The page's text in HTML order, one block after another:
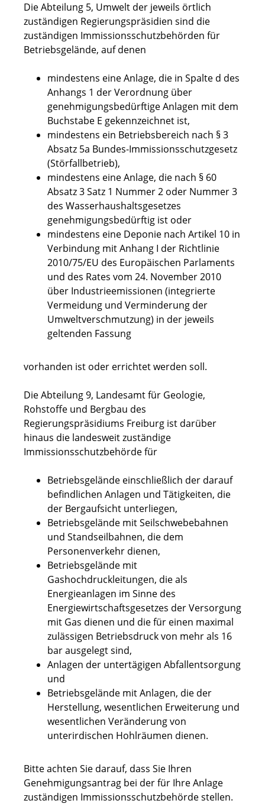
Die Abteilung 5, Umwelt der jeweils örtlich
zuständigen Regierungspräsidien sind die
zuständigen Immissionsschutzbehörden für
Betriebsgelände, auf denen
mindestens eine Anlage, die in Spalte d des
Anhangs 1 der Verordnung über
genehmigungsbedürftige Anlagen mit dem
Buchstabe E gekennzeichnet ist,
mindestens ein Betriebsbereich nach § 3
Absatz 5a Bundes-Immissionsschutzgesetz
(Störfallbetrieb),
mindestens eine Anlage, die nach § 60
Absatz 3 Satz 1 Nummer 2 oder Nummer 3
des Wasserhaushaltsgesetzes
genehmigungsbedürftig ist oder
mindestens eine Deponie nach Artikel 10 in
Verbindung mit Anhang I der Richtlinie
2010/75/EU des Europäischen Parlaments
und des Rates vom 24. November 2010
über Industrieemissionen (integrierte
Vermeidung und Verminderung der
Umweltverschmutzung) in der jeweils
geltenden Fassung
vorhanden ist oder errichtet werden soll.
Die Abteilung 9, Landesamt für Geologie,
Rohstoffe und Bergbau des
Regierungspräsidiums Freiburg ist darüber
hinaus die landesweit zuständige
Immissionsschutzbehörde für
Betriebsgelände einschließlich der darauf
befindlichen Anlagen und Tätigkeiten, die
der Bergaufsicht unterliegen,
Betriebsgelände mit Seilschwebebahnen
und Standseilbahnen, die dem
Personenverkehr dienen,
Betriebsgelände mit
Gashochdruckleitungen, die als
Energieanlagen im Sinne des
Energiewirtschaftsgesetzes der Versorgung
mit Gas dienen und die für einen maximal
zulässigen Betriebsdruck von mehr als 16
bar ausgelegt sind,
Anlagen der untertägigen Abfallentsorgung
und
Betriebsgelände mit Anlagen, die der
Herstellung, wesentlichen Erweiterung und
wesentlichen Veränderung von
unterirdischen Hohlräumen dienen.
Bitte achten Sie darauf, dass Sie Ihren
Genehmigungsantrag bei der für Ihre Anlage
zuständigen Immissionsschutzbehörde stellen.